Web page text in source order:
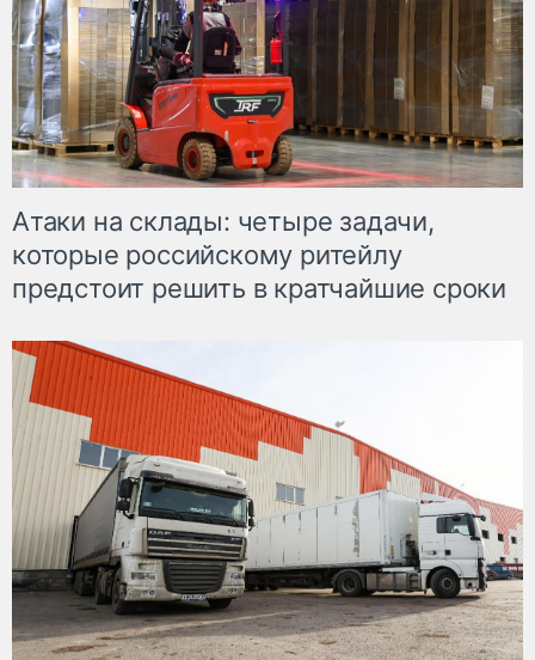
Атаки на склады: четыре задачи,
которые российскому ритейлу
предстоит решить в кратчайшие сроки